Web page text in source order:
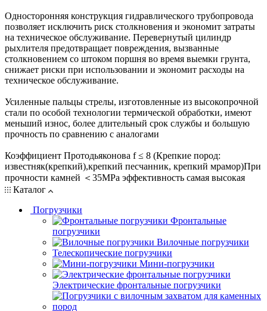
Односторонняя конструкция гидравлического трубопровода
позволяет исключить риск столкновения и экономит затраты
на техническое обслуживание. Перевернутый цилиндр
рыхлителя предотвращает повреждения, вызванные
столкновением со штоком поршня во время выемки грунта,
снижает риски при использовании и экономит расходы на
техническое обслуживание.
Усиленные пальцы стрелы, изготовленные из высокопрочной
стали по особой технологии термической обработки, имеют
меньший износ, более длительный срок службы и большую
прочность по сравнению с аналогами
Коэффициент Протодьяконова f ≤ 8 (Крепкие пород:
известняк(крепкий),крепкий песчанник, крепкий мрамор)При
прочности камней ＜35MPa эффективность самая высокая
Каталог
Погрузчики
Фронтальные
погрузчики
Вилочные погрузчики
Телескопические погрузчики
Мини-погрузчики
Электрические фронтальные погрузчики